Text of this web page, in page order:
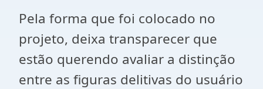
Pela forma que foi colocado no
projeto, deixa transparecer que
estão querendo avaliar a distinção
entre as figuras delitivas do usuário